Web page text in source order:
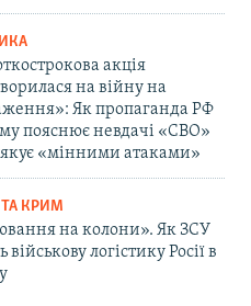
акція
на війну на
Як пропаганда РФ
пояснює невдачі «СВО»
«мінними атаками»
ТА КРИМ
на колони». Як ЗСУ
військову логістику Росії в